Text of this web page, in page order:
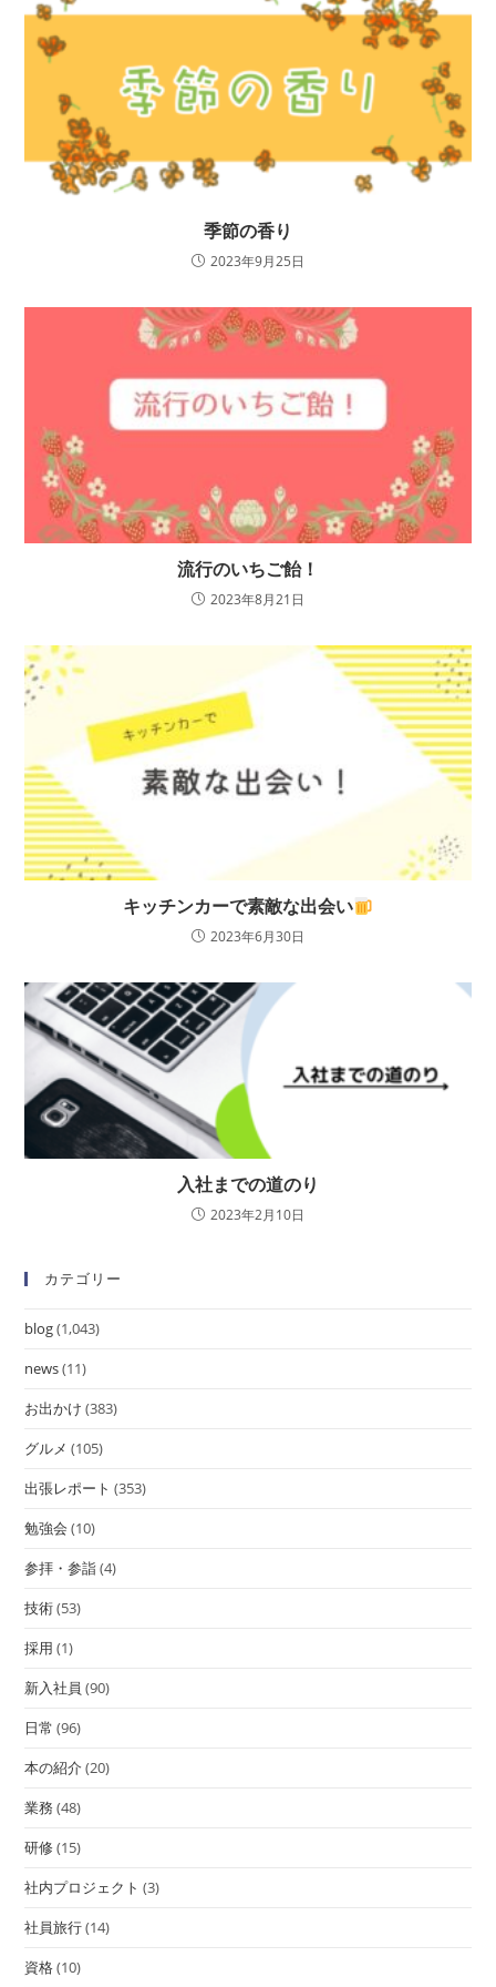
季節の香り
2023年9月25日
流行のいちご飴！
2023年8月21日
キッチンカーで素敵な出会い
2023年6月30日
入社までの道のり
2023年2月10日
カテゴリー
blog(1,043)
news(11)
お出かけ (383)
グルメ (105)
出張レポート (353)
勉強会 (10)
参拝・参詣(4)
技術(53)
採用 (1)
新入社員 (90)
日常 (96)
本の紹介(20)
業務(48)
研修(15)
社内プロジェクト (3)
社員旅行(14)
資格(10)